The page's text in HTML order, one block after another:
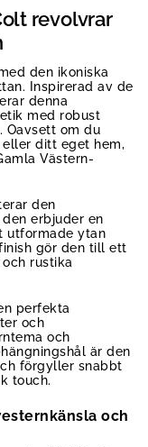
revolvrar
den ikoniska
Inspirerad av de
denna
med robust
Oavsett om du
ditt eget hem,
Västern-
den
erbjuder en
utformade ytan
gör den till ett
rustika
perfekta
och
och
är den
förgyller snabbt
touch.
och